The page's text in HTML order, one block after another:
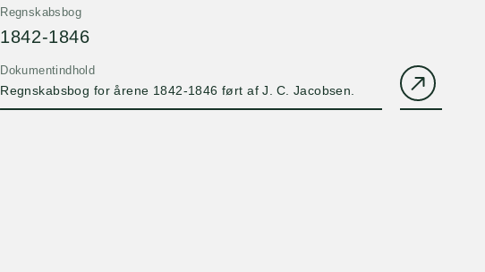
Regnskabsbog
1842-1846
Dokumentindhold
Regnskabsbog for årene 1842-1846 ført af J. C. Jacobsen.